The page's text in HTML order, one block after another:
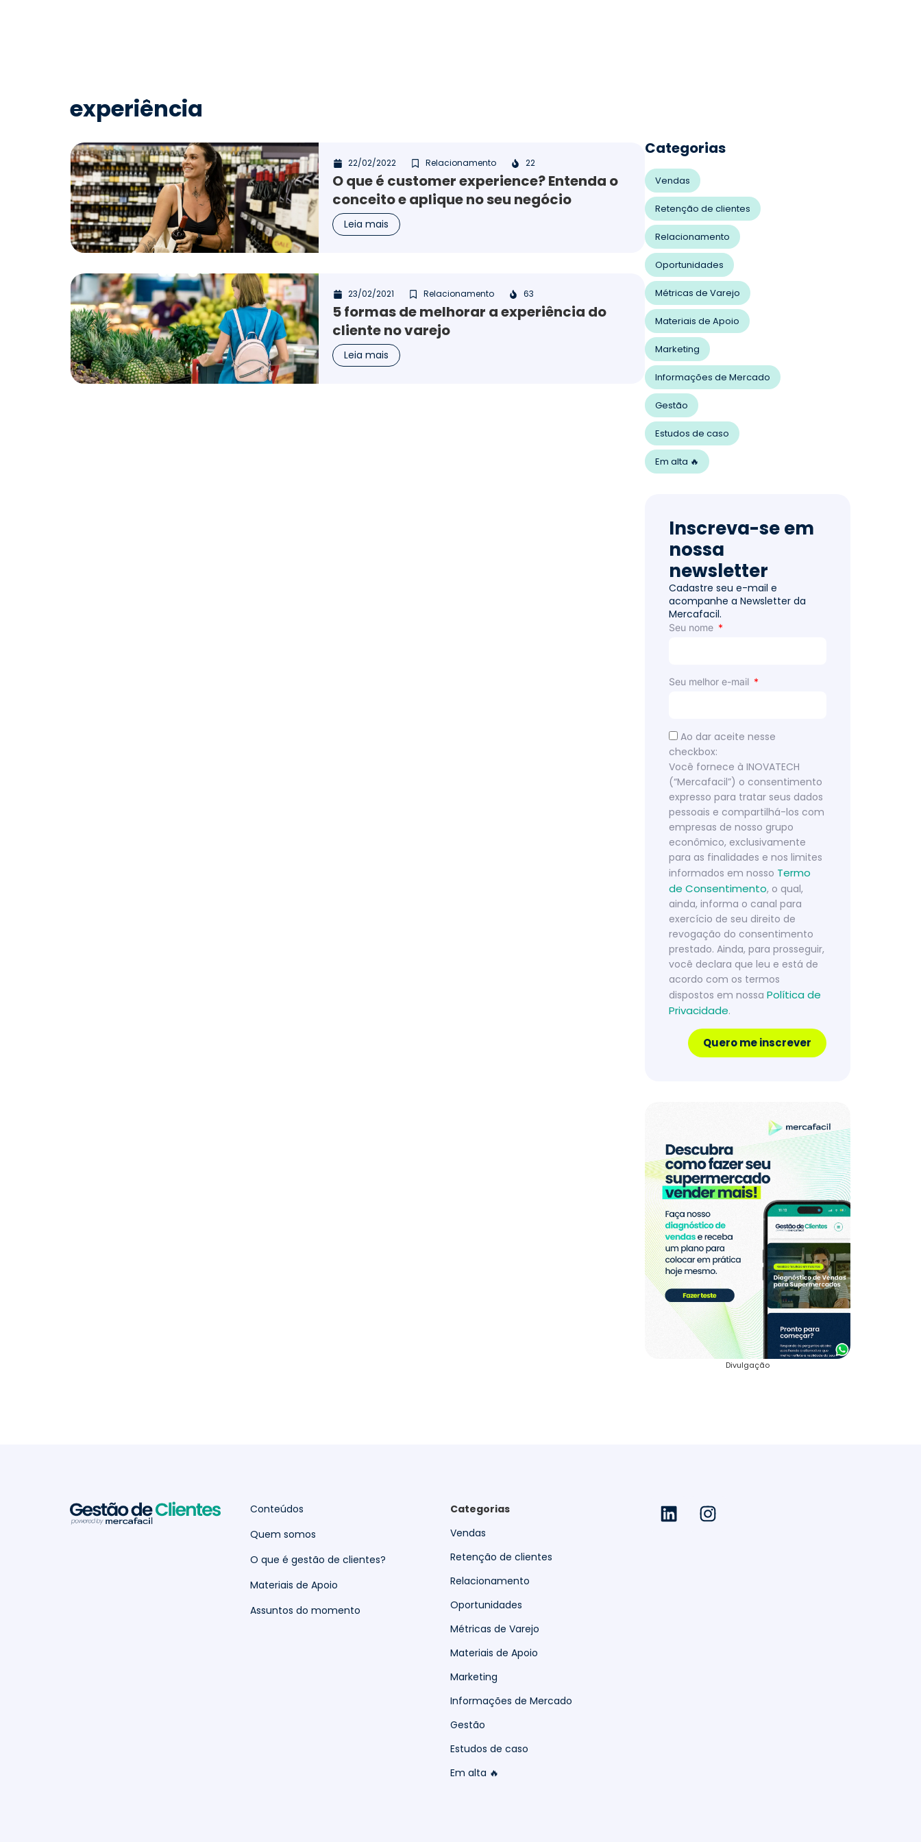
experiência
22/02/2022 Relacionamento 22
O que é customer experience? Entenda o
conceito e aplique no seu negócio
Leia mais
23/02/2021 Relacionamento 63
5 formas de melhorar a experiência do
cliente no varejo
Leia mais
Categorias
Vendas
Retenção de clientes
Relacionamento
Oportunidades
Métricas de Varejo
Materiais de Apoio
Marketing
Informações de Mercado
Gestão
Estudos de caso
Em alta 🔥
Inscreva-se em
nossa
newsletter
Cadastre seu e-mail e
acompanhe a Newsletter da
Mercafacil.
Seu nome
Seu melhor e-mail
Ao dar aceite nesse
checkbox:
Você fornece à INOVATECH
(“Mercafacil”) o consentimento
expresso para tratar seus dados
pessoais e compartilhá-los com
empresas de nosso grupo
econômico, exclusivamente
para as finalidades e nos limites
informados em nosso Termo
de Consentimento, o qual,
ainda, informa o canal para
exercício de seu direito de
revogação do consentimento
prestado. Ainda, para prosseguir,
você declara que leu e está de
acordo com os termos
dispostos em nossa Política de
Privacidade.
Quero me inscrever
Divulgação
Conteúdos
Quem somos
O que é gestão de clientes?
Materiais de Apoio
Assuntos do momento
Categorias
Vendas
Retenção de clientes
Relacionamento
Oportunidades
Métricas de Varejo
Materiais de Apoio
Marketing
Informações de Mercado
Gestão
Estudos de caso
Em alta 🔥